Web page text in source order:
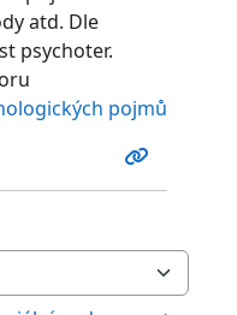
atd. Dle
psychoter.
pojmů